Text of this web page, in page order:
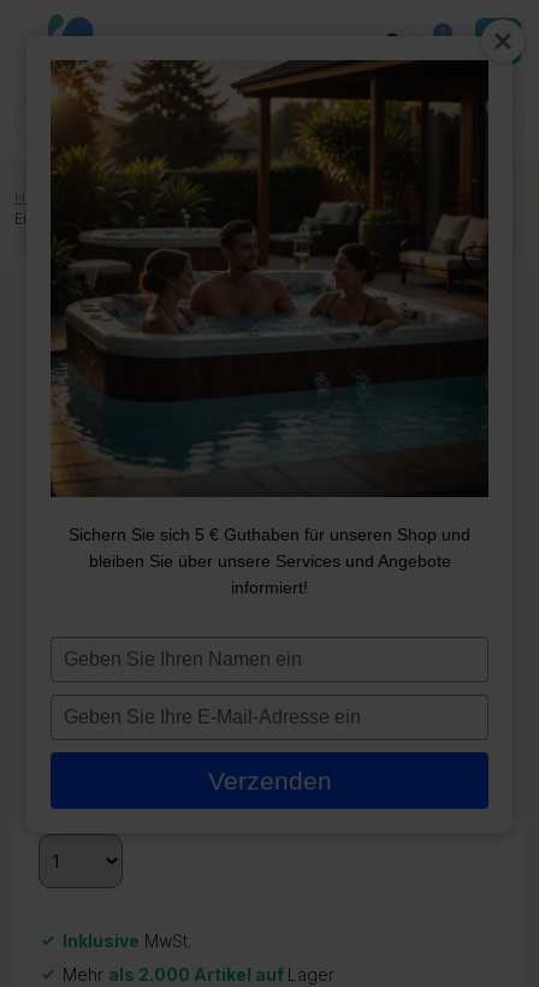
0
Home Whirlpool-Teile Pumpen »HA440NG
Einzelgeschwindigkeit, 1,5 HP
HP
ZR-21277
436,95€
Inklusive MwSt.
Mehr als 2.000 Artikel auf Lager
Sichern Sie sich 5 € Guthaben für unseren Shop und
bleiben Sie über unsere Services und Angebote
informiert!
Typ
naam
Typ
e-
in
Verzenden